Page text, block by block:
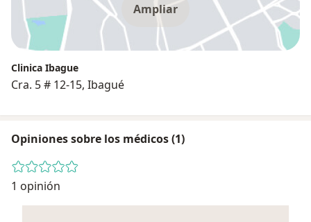
Ampliar
Clinica Ibague
Cra. 5 # 12-15, Ibagué
Opiniones sobre los médicos (1)
1 opinión